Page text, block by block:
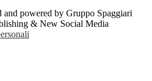
powered by Gruppo Spaggiari
& New Social Media